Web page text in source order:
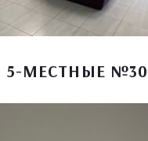
5-МЕСТНЫЕ №30